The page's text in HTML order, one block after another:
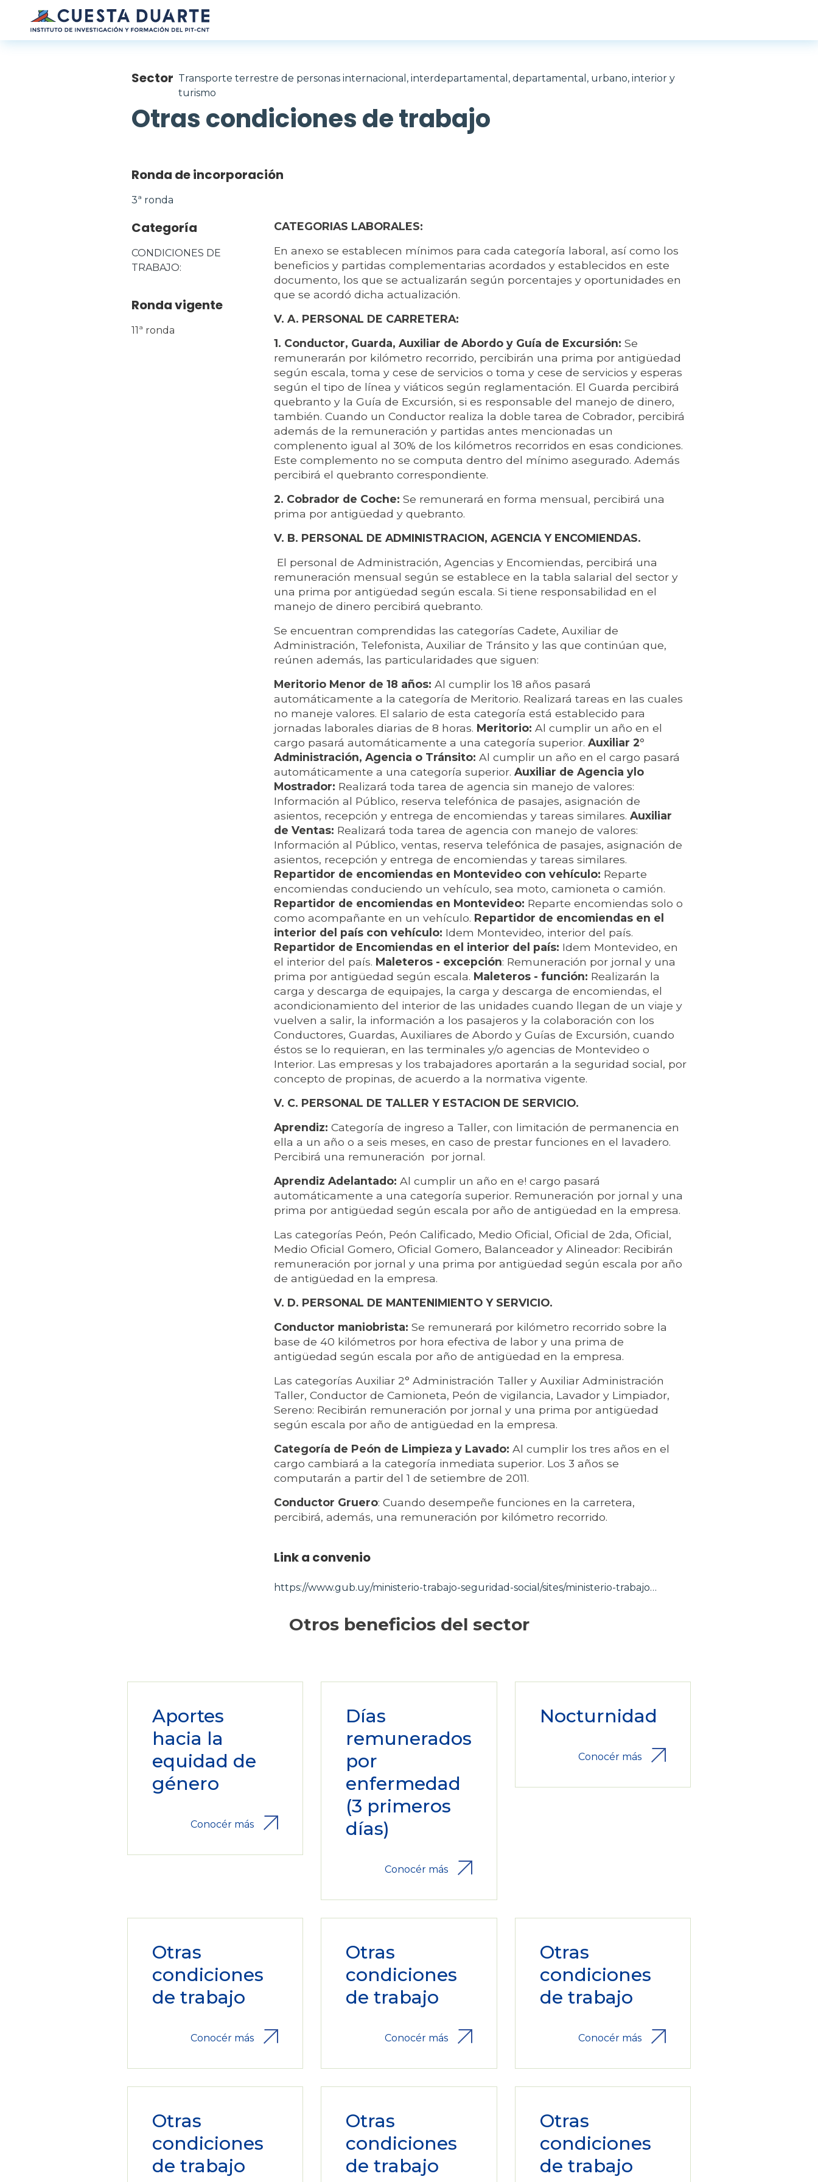
Pasar al contenido principal
Sector Transporte terrestre de personas internacional, interdepartamental, departamental, urbano, interior y
turismo
Otras condiciones de trabajo
Ronda de incorporación
3ª ronda
Categoría
CONDICIONES DE
TRABAJO
Ronda vigente
11ª ronda
CATEGORIAS LABORALES:
En anexo se establecen mínimos para cada categoría laboral, así como los
beneficios y partidas complementarias acordados y establecidos en este
documento, los que se actualizarán según porcentajes y oportunidades en
que se acordó dicha actualización.
V. A. PERSONAL DE CARRETERA:
1. Conductor, Guarda, Auxiliar de Abordo y Guía de Excursión: Se
remunerarán por kilómetro recorrido, percibirán una prima por antigüedad
según escala, toma y cese de servicios o toma y cese de servicios y esperas
según el tipo de línea y viáticos según reglamentación. El Guarda percibirá
quebranto y la Guía de Excursión, si es responsable del manejo de dinero,
también. Cuando un Conductor realiza la doble tarea de Cobrador, percibirá
además de la remuneración y partidas antes mencionadas un
complenento igual al 30% de los kilómetros recorridos en esas condiciones.
Este complemento no se computa dentro del mínimo asegurado. Además
percibirá el quebranto correspondiente.
2. Cobrador de Coche: Se remunerará en forma mensual, percibirá una
prima por antigüedad y quebranto.
V. B. PERSONAL DE ADMINISTRACION, AGENCIA Y ENCOMIENDAS.
El personal de Administración, Agencias y Encomiendas, percibirá una
remuneración mensual según se establece en la tabla salarial del sector y
una prima por antigüedad según escala. Si tiene responsabilidad en el
manejo de dinero percibirá quebranto.
Se encuentran comprendidas las categorías Cadete, Auxiliar de
Administración, Telefonista, Auxiliar de Tránsito y las que continúan que,
reúnen además, las particularidades que siguen:
Meritorio Menor de 18 años: Al cumplir los 18 años pasará
automáticamente a la categoría de Meritorio. Realizará tareas en las cuales
no maneje valores. El salario de esta categoría está establecido para
jornadas laborales diarias de 8 horas. Meritorio: Al cumplir un año en el
cargo pasará automáticamente a una categoría superior. Auxiliar 2°
Administración, Agencia o Tránsito: Al cumplir un año en el cargo pasará
automáticamente a una categoría superior. Auxiliar de Agencia ylo
Mostrador: Realizará toda tarea de agencia sin manejo de valores:
Información al Público, reserva telefónica de pasajes, asignación de
asientos, recepción y entrega de encomiendas y tareas similares. Auxiliar
de Ventas: Realizará toda tarea de agencia con manejo de valores:
Información al Público, ventas, reserva telefónica de pasajes, asignación de
asientos, recepción y entrega de encomiendas y tareas similares.
Repartidor de encomiendas en Montevideo con vehículo: Reparte
encomiendas conduciendo un vehículo, sea moto, camioneta o camión.
Repartidor de encomiendas en Montevideo: Reparte encomiendas solo o
como acompañante en un vehículo. Repartidor de encomiendas en el
interior del país con vehículo: Idem Montevideo, interior del país.
Repartidor de Encomiendas en el interior del país: Idem Montevideo, en
el interior del país. Maleteros - excepción: Remuneración por jornal y una
prima por antigüedad según escala. Maleteros - función: Realizarán la
carga y descarga de equipajes, la carga y descarga de encomiendas, el
acondicionamiento del interior de las unidades cuando llegan de un viaje y
vuelven a salir, la información a los pasajeros y la colaboración con los
Conductores, Guardas, Auxiliares de Abordo y Guías de Excursión, cuando
éstos se lo requieran, en las terminales y/o agencias de Montevideo o
Interior. Las empresas y los trabajadores aportarán a la seguridad social, por
concepto de propinas, de acuerdo a la normativa vigente.
V. C. PERSONAL DE TALLER Y ESTACION DE SERVICIO.
Aprendiz: Categoría de ingreso a Taller, con limitación de permanencia en
ella a un año o a seis meses, en caso de prestar funciones en el lavadero.
Percibirá una remuneración por jornal.
Aprendiz Adelantado: Al cumplir un año en e! cargo pasará
automáticamente a una categoría superior. Remuneración por jornal y una
prima por antigüedad según escala por año de antigüedad en la empresa.
Las categorías Peón, Peón Calificado, Medio Oficial, Oficial de 2da, Oficial,
Medio Oficial Gomero, Oficial Gomero, Balanceador y Alineador: Recibirán
remuneración por jornal y una prima por antigüedad según escala por año
de antigüedad en la empresa.
V. D. PERSONAL DE MANTENIMIENTO Y SERVICIO.
Conductor maniobrista: Se remunerará por kilómetro recorrido sobre la
base de 40 kilómetros por hora efectiva de labor y una prima de
antigüedad según escala por año de antigüedad en la empresa.
Las categorías Auxiliar 2° Administración Taller y Auxiliar Administración
Taller, Conductor de Camioneta, Peón de vigilancia, Lavador y Limpiador,
Sereno: Recibirán remuneración por jornal y una prima por antigüedad
según escala por año de antigüedad en la empresa.
Categoría de Peón de Limpieza y Lavado: Al cumplir los tres años en el
cargo cambiará a la categoría inmediata superior. Los 3 años se
computarán a partir del 1 de setiembre de 2011.
Conductor Gruero: Cuando desempeñe funciones en la carretera,
percibirá, además, una remuneración por kilómetro recorrido.
Link a convenio
https://www.gub.uy/ministerio-trabajo-seguridad-social/sites/ministerio-trabajo…
Otros beneficios del sector
Aportes
hacia la
equidad de
género
Conocér más
Días
remunerados
por
enfermedad
(3 primeros
días)
Conocér más
Nocturnidad
Conocér más
Otras
condiciones
de trabajo
Conocér más
Otras
condiciones
de trabajo
Conocér más
Otras
condiciones
de trabajo
Conocér más
Otras
condiciones
de trabajo
Otras
condiciones
de trabajo
Otras
condiciones
de trabajo